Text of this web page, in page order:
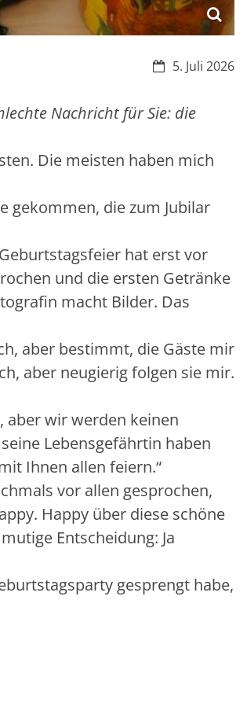
Datum:5. Juli 2026
Nachricht für Sie: die
Die meisten haben mich
gekommen, die zum Jubilar
hat erst vor
und die ersten Getränke
macht Bilder. Das
aber bestimmt, die Gäste mir
aber neugierig folgen sie mir.
aber wir werden keinen
Lebensgefährtin haben
Ihnen allen feiern.“
vor allen gesprochen,
Happy über diese schöne
Entscheidung: Ja
gesprengt habe,